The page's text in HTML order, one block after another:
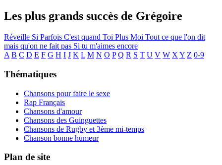
Les plus grands succès de Grégoire
Réveille Si Parfois C'est quand Toi Plus Moi Tout ce que l'on dit
mais qu'on ne fait pas Si tu m'aimes encore
A B C D E F G H I J K L M N O P Q R S T U V W X Y Z 0-9
Thématiques
Chansons pour faire le sexe
Rap Français
Chansons d'amour
Chansons des Guinguettes
Chansons de Rugby et 3ème mi-temps
Chanson bonne humeur
Plan de site